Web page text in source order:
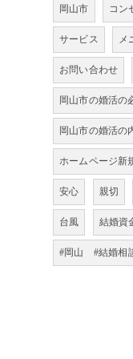
岡山市 コン
サービス メ
お問い合わせ
岡山市の婚活の
岡山市の婚活の
ホームページ新
安心 親切
台風 結婚資
#岡山 #結婚相